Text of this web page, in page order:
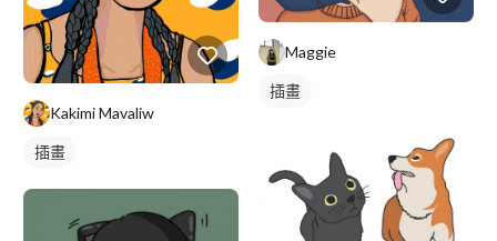
Kakimi Mavaliw
插畫
Maggie
插畫